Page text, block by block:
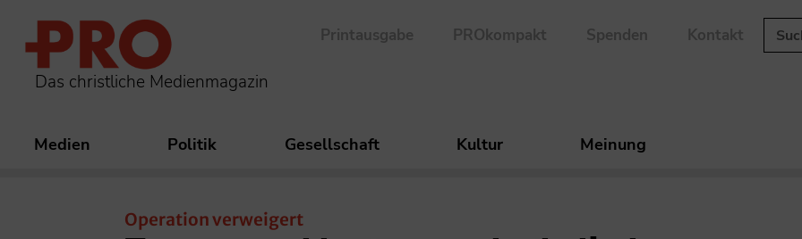
Das christliche Medienmagazin
Printausgabe PROkompakt Spenden Kontakt
Medien Politik Gesellschaft Kultur Meinung
Operation verweigert